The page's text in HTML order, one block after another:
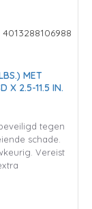
4013288106988
MET
X 2.5-11.5 IN.
tegen
schade.
Vereist